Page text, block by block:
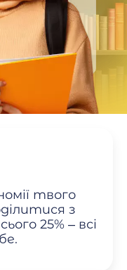
твого
з
25% – всі